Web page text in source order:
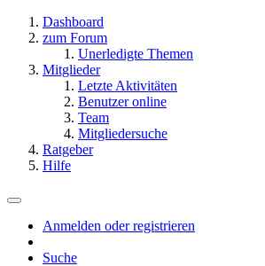
Dashboard
zum Forum
Unerledigte Themen
Mitglieder
Letzte Aktivitäten
Benutzer online
Team
Mitgliedersuche
Ratgeber
Hilfe
Anmelden oder registrieren
Suche